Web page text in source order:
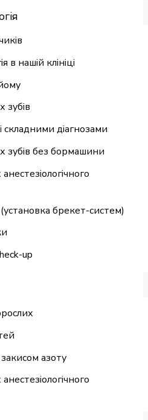
в нашій клініці
зубів
складними діагнозами
зубів без бормашини
брекет-систем)
up
закисом азоту